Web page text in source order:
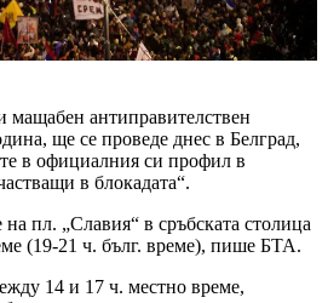
мащабен антиправителствен
ще се проведе днес в Белград,
в официалния си профил в
в блокадата“.
пл. „Славия“ в сръбската столица
(19-21 ч. бълг. време), пише БТА.
14 и 17 ч. местно време,